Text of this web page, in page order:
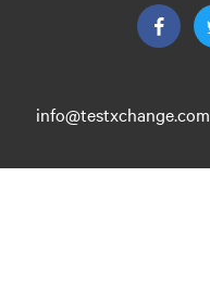
info@testxchange.com